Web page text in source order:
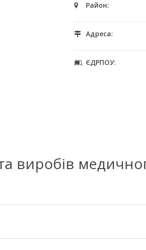
Район:
Адреса:
ЄДРПОУ:
виробів